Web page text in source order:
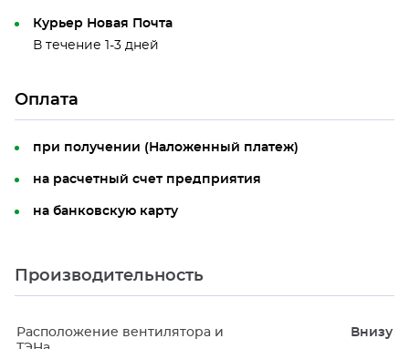
Курьер Новая Почта
В течение 1-3 дней
Оплата
при получении (Наложенный платеж)
на расчетный счет предприятия
на банковскую карту
Производительность
Расположение вентилятора и
Внизу